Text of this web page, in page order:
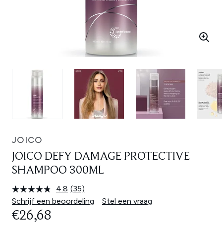
JOICO
JOICO DEFY DAMAGE PROTECTIVE
SHAMPOO 300ML
4.8 Lees
35
beoordelingen.
(35)
Schrijf een beoordeling
Stel een vraag
€26,68